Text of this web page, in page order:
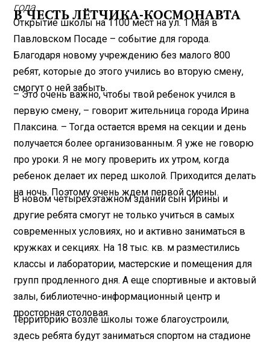
года.
В ЧЕСТЬ ЛЁТЧИКА-КОСМОНАВТА
Открытие школы на 1100 мест на ул. 1 Мая в
Павловском Посаде – событие для города.
Благодаря новому учреждению без малого 800
ребят, которые до этого учились во вторую смену,
смогут о ней забыть.
– Это очень важно, чтобы твой ребенок учился в
первую смену, – говорит жительница города Ирина
Плаксина. – Тогда остается время на секции и день
получается более организованным. Я уже не говорю
про уроки. Я не могу проверить их утром, когда
ребенок делает их перед школой. Приходится делать
на ночь. Поэтому очень ждем первой смены.
В новом четырехэтажном здании сын Ирины и
другие ребята смогут не только учиться в самых
современных условиях, но и активно заниматься в
кружках и секциях. На 18 тыс. кв. м разместились
классы и лаборатории, мастерские и помещения для
групп продленного дня. А еще спортивные и актовый
залы, библиотечно-информационный центр и
просторная столовая.
Территорию возле школы тоже благоустроили,
здесь ребята будут заниматься спортом на стадионе